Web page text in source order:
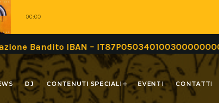
00:00
Bandito IBAN –
DJ CONTENUTI SPECIALI EVENTI CONTATTI